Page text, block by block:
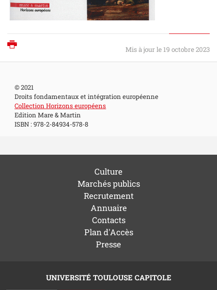
Mis à jour le 19 octobre 2023
© 2021
Droits fondamentaux et intégration européenne
Collection Horizons européens
Edition Mare & Martin
ISBN : 978-2-84934-578-8
Culture
Marchés publics
Recrutement
Annuaire
Contacts
Plan d'Accès
Presse
UNIVERSITÉ TOULOUSE CAPITOLE